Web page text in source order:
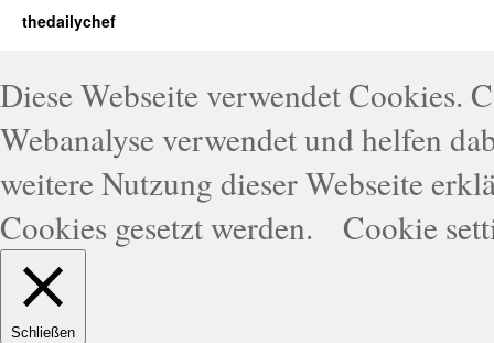
thedailychef
Diese Webseite verwendet Cookies.
Webanalyse verwendet und helfen
weitere Nutzung dieser Webseite
Cookies gesetzt werden.
Cookie
Schließen